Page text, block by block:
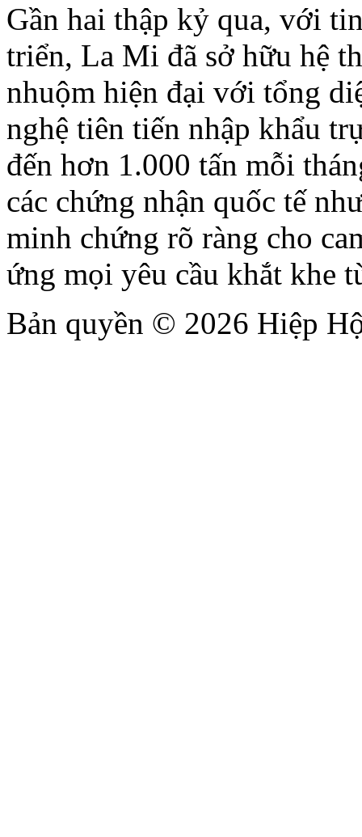
Gần hai thập kỷ qua, với
triển, La Mi đã sở hữu hệ
nhuộm hiện đại với tổng
nghệ tiên tiến nhập khẩu
đến hơn 1.000 tấn mỗi
các chứng nhận quốc tế
minh chứng rõ ràng cho
ứng mọi yêu cầu khắt khe
Bản quyền © 2026 Hiệp